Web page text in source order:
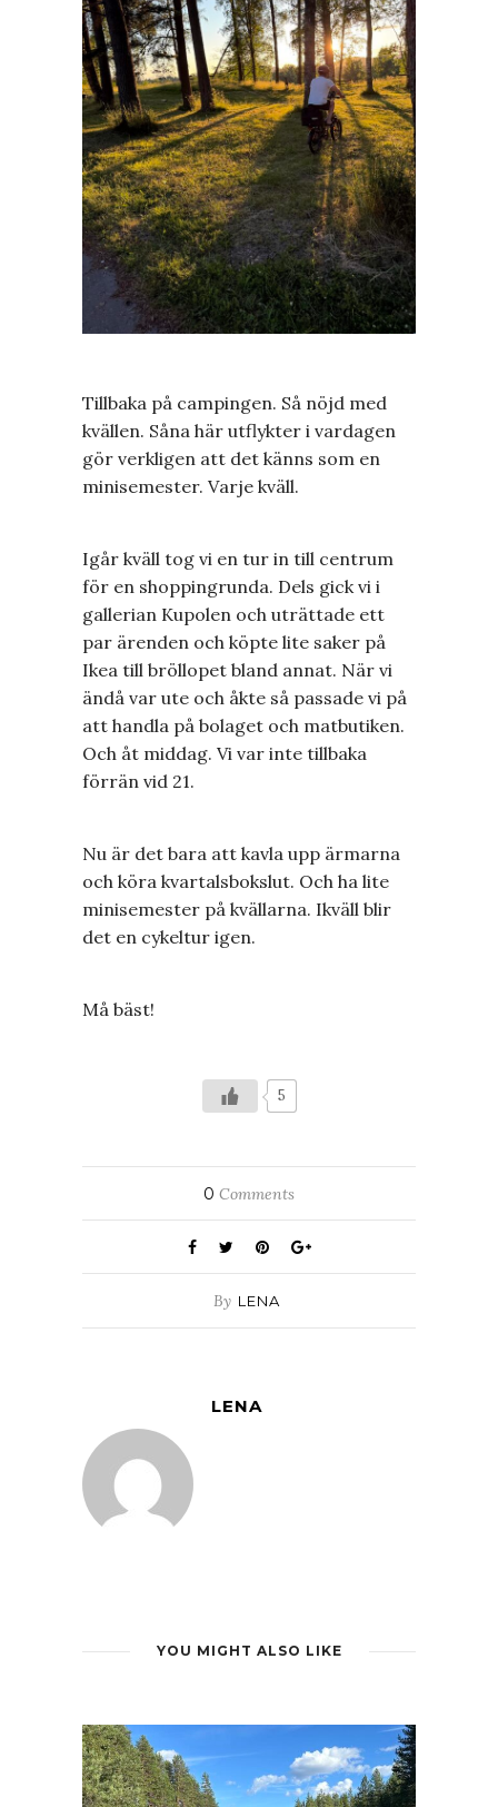
Tillbaka på campingen. Så nöjd med
kvällen. Såna här utflykter i vardagen
gör verkligen att det känns som en
minisemester. Varje kväll.
Igår kväll tog vi en tur in till centrum
för en shoppingrunda. Dels gick vi i
gallerian Kupolen och uträttade ett
par ärenden och köpte lite saker på
Ikea till bröllopet bland annat. När vi
ändå var ute och åkte så passade vi på
att handla på bolaget och matbutiken.
Och åt middag. Vi var inte tillbaka
förrän vid 21.
Nu är det bara att kavla upp ärmarna
och köra kvartalsbokslut. Och ha lite
minisemester på kvällarna. Ikväll blir
det en cykeltur igen.
Må bäst!
5
0 Comments
By LENA
LENA
YOU MIGHT ALSO LIKE